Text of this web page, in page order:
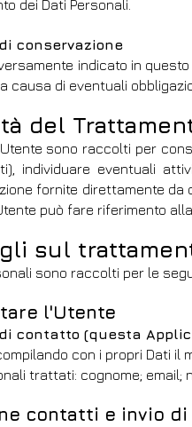
dei Dati Personali.
conservazione
indicato in
causa di eventuali
del
sono raccolti per
individuare eventuali
fornite direttamente da
può fare riferimento
sul
sono raccolti per le
l'Utente
contatto (questa
compilando con i propri Dati
trattati: cognome; email;
contatti e invio di